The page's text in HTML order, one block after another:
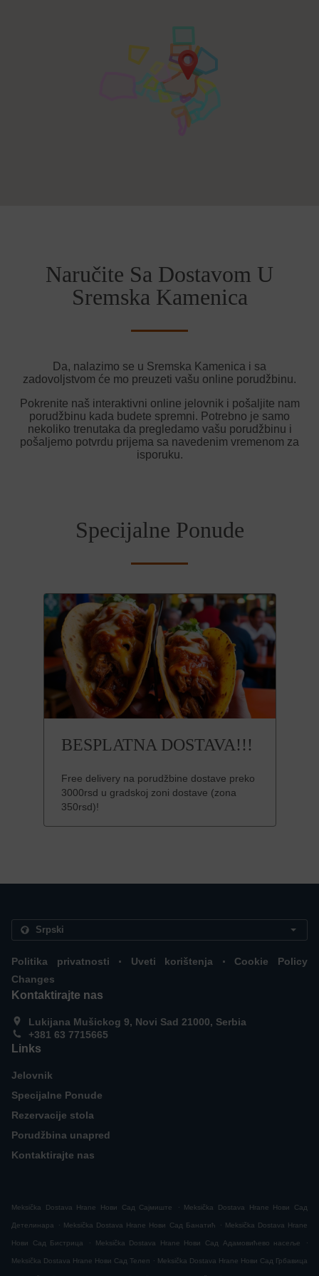
Naručite Sa Dostavom U
Sremska Kamenica
Da, nalazimo se u Sremska Kamenica i sa
zadovoljstvom će mo preuzeti vašu online porudžbinu.
Pokrenite naš interaktivni online jelovnik i pošaljite nam
porudžbinu kada budete spremni. Potrebno je samo
nekoliko trenutaka da pregledamo vašu porudžbinu i
pošaljemo potvrdu prijema sa navedenim vremenom za
isporuku.
Specijalne Ponude
BESPLATNA DOSTAVA!!!
Free delivery na porudžbine dostave preko
3000rsd u gradskoj zoni dostave (zona
350rsd)!
Politika privatnosti . Uveti korištenja .
Cookie Policy
Changes
Kontaktirajte nas
Lukijana Mušickog 9, Novi Sad 21000, Serbia
+381 63 7715665
Links
Jelovnik
Specijalne Ponude
Rezervacije stola
Porudžbina unapred
Kontaktirajte nas
Meksička Dostava Hrane Нови Сад Сајмиште . Meksička Dostava Hrane Нови Сад
Детелинара . Meksička Dostava Hrane Нови Сад Банатић . Meksička Dostava Hrane
Нови Сад Бистрица . Meksička Dostava Hrane Нови Сад Адамовићево насеље .
Meksička Dostava Hrane Нови Сад Телеп . Meksička Dostava Hrane Нови Сад Грбавица